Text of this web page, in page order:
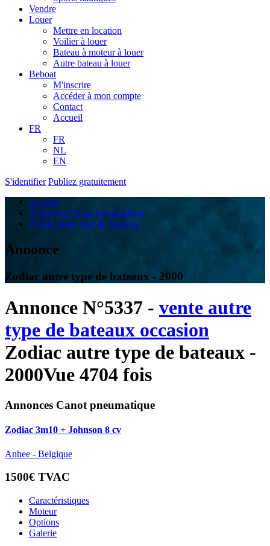
Vendre
Louer
Mettre en location
Voilier à louer
Bateau à moteur à louer
Autre bateau à louer
Beboat
M'inscrire
Accéder à mon compte
Contact
Accueil
FR
FR
NL
EN
S'identifier Publiez gratuitement
Accueil
Annonces Canot pneumatique
Zodiac autre type de bateaux
Annonce
Zodiac autre type de bateaux - 2000
Annonce N°5337 - vente autre
type de bateaux occasion
Zodiac autre type de bateaux -
2000Vue 4704 fois
Annonces Canot pneumatique
Zodiac 3m10 + Johnson 8 cv
Anhee - Belgique
1500€ TVAC
Caractéristiques
Moteur
Options
Galerie